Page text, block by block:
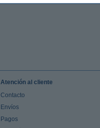
Atención al cliente
Contacto
Envíos
Pagos